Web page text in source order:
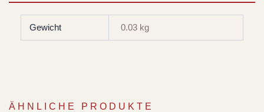
Gewicht 0.03 kg
ÄHNLICHE PRODUKTE